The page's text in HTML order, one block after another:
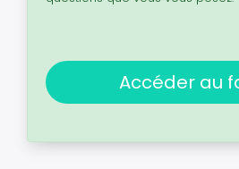
Accéder au